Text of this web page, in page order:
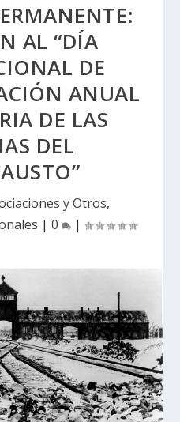
AL “DÍA
DE
ANUAL
DE LAS
DEL
y Otros,
| 0 |